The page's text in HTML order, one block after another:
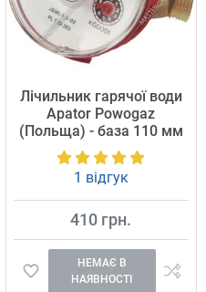
Лічильник гарячої води
Apator Powogaz
(Польща) - база 110 мм
1 відгук
410 грн.
НЕМАЄ В
НАЯВНОСТІ